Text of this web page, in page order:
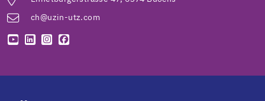
ch@uzin-utz.com